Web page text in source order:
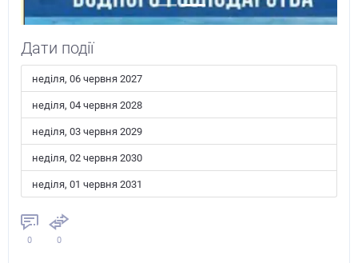
Дати події
неділя, 06 червня 2027
неділя, 04 червня 2028
неділя, 03 червня 2029
неділя, 02 червня 2030
неділя, 01 червня 2031
0 0